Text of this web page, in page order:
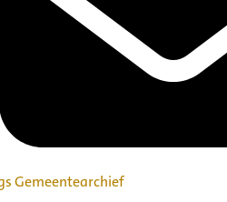
Gemeentearchief